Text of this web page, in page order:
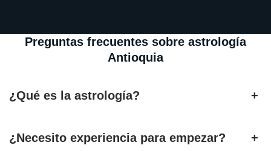
Preguntas frecuentes sobre astrología
Antioquia
¿Qué es la astrología? +
¿Necesito experiencia para empezar? +